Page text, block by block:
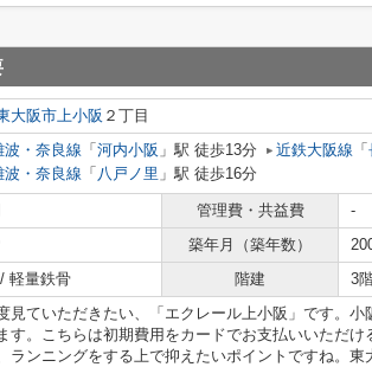
大阪市上小阪 ２丁目
波・奈良線 「 河内小阪 」駅 徒歩13分 近鉄大阪線 「
波・奈良線 「 八戸ノ里 」駅 徒歩16分
管理費・共益費
-
築年月（築年数）
軽量鉄骨 階建 3
見ていただきたい、「エクレール上小阪」です。小
す。こちらは初期費用をカードでお支払いいただけ
ランニングをする上で抑えたいポイントですね。